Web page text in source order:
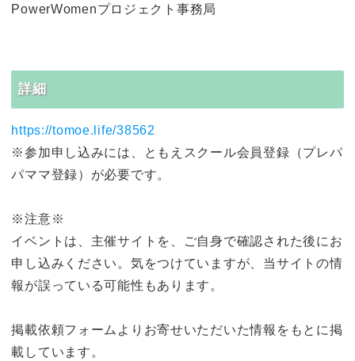
PowerWomenプロジェクト事務局
詳細
https://tomoe.life/38562
※参加申し込みには、ともえスクール会員登録（プレパ
パママ登録）が必要です。
※注意※
イベントは、主催サイトを、ご自身で確認された後にお
申し込みください。気をつけていますが、当サイトの情
報が誤っている可能性もあります。
掲載依頼フォームよりお寄せいただいた情報をもとに掲
載しています。